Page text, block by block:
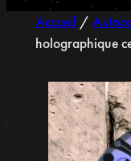
Accueil /
holographique